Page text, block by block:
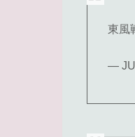
東風
—